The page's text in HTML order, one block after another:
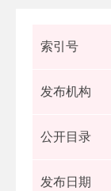
索引号
发布机构
公开目录
发布日期